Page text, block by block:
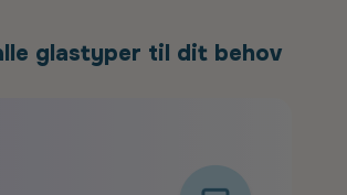
glastyper til dit behov